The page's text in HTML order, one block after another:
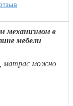
механизмом в
мебели
матрас можно